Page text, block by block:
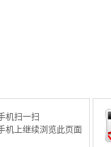
机扫一扫
机上继续浏览此页面